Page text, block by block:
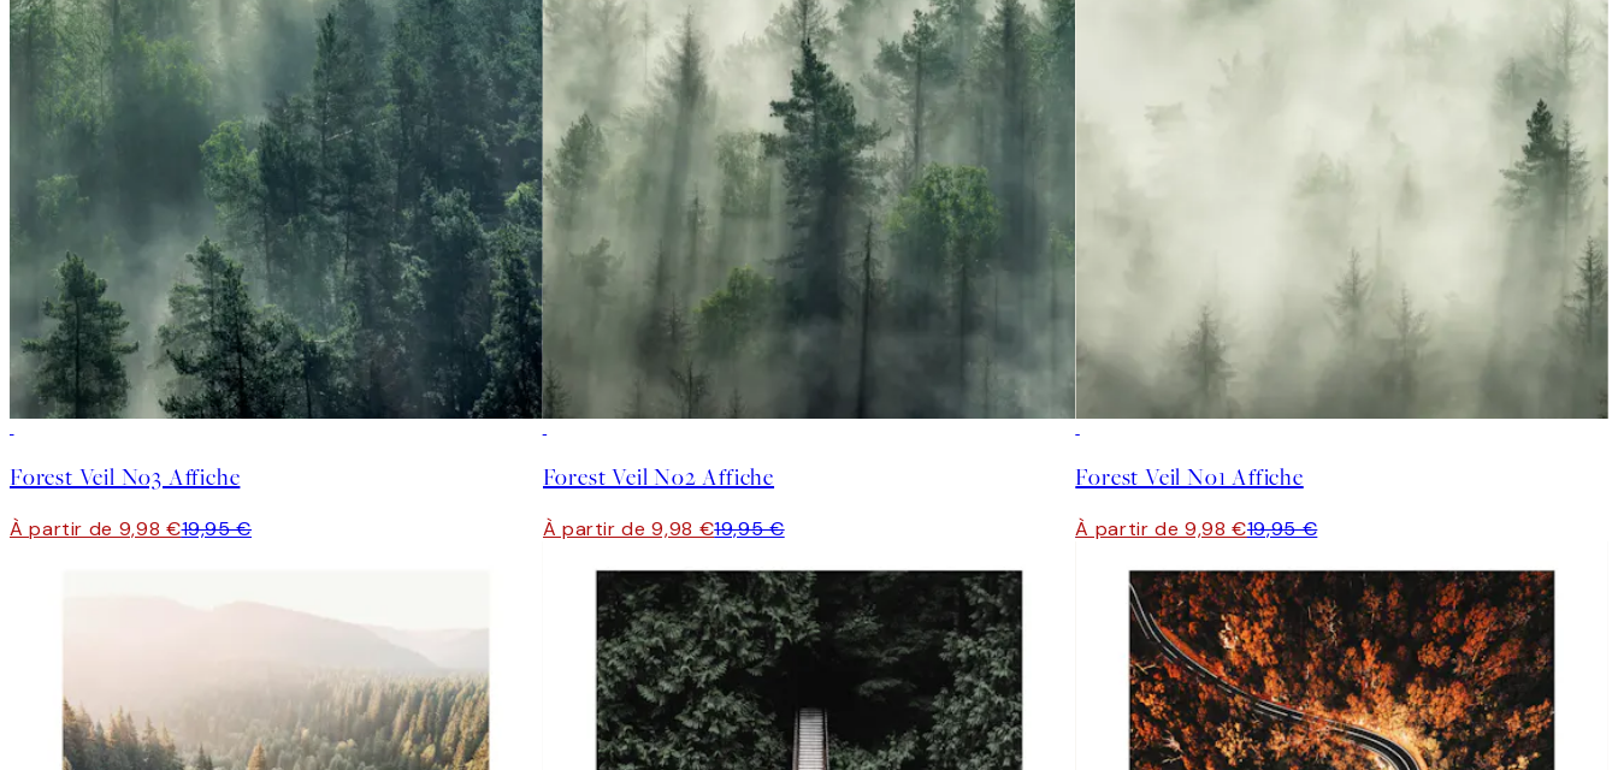
Forest Veil No3 Affiche
À partir de 9,98 €19,95 €
Forest Veil No2 Affiche
À partir de 9,98 €19,95 €
Forest Veil No1 Affiche
À partir de 9,98 €19,95 €